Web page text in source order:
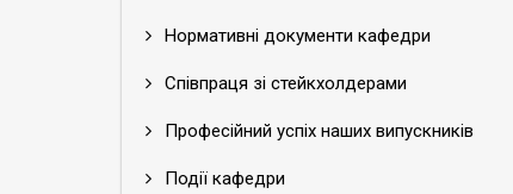
Нормативні документи кафедри
Співпраця зі стейкхолдерами
Професійний успіх наших випускників
Події кафедри